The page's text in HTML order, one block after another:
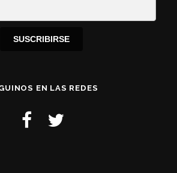
SUSCRIBIRSE
EN LAS REDES